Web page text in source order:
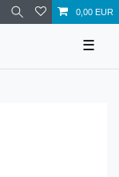
0,00 EUR
☰